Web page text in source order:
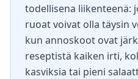
todellisena liikenteenä:
ruoat voivat olla täysin
kun annoskoot ovat
reseptistä kaiken irti,
kasviksia tai pieni